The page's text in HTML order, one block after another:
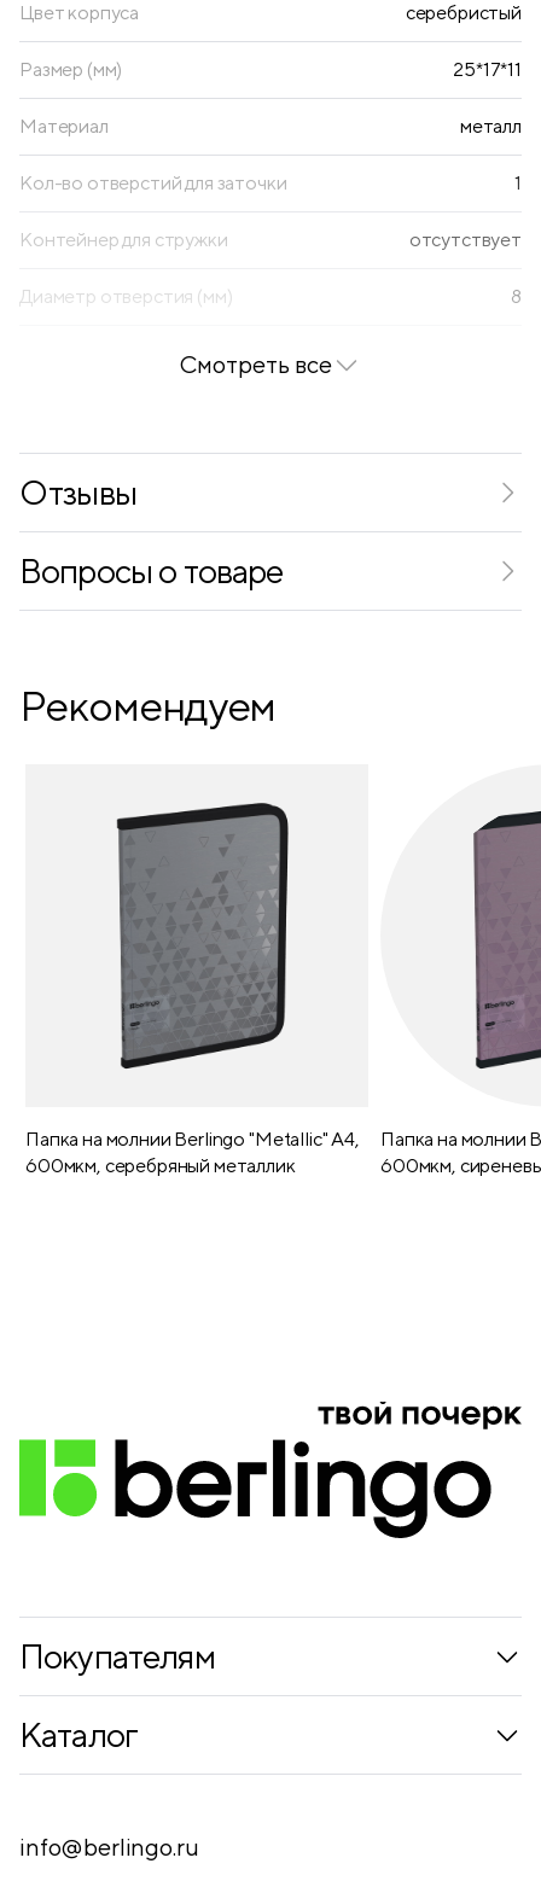
Цвет корпуса серебристый
Размер (мм) 25*17*11
Материал металл
Кол-во отверстий для заточки 1
Контейнер для стружки отсутствует
Диаметр отверстия (мм) 8
Смотреть все
Отзывы
Вопросы о товаре
Рекомендуем
Папка на молнии Berlingo "Metallic" А4,
600мкм, серебряный металлик
Папка на молнии
600мкм,
Покупателям
Контакты
Каталог
Письменные принадлежности
info@berlingo.ru